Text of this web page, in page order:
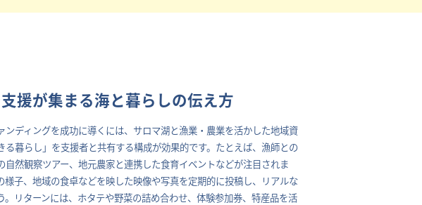
援が集まる海と暮らしの伝え方
ンディングを成功に導くには、サロマ湖と漁業・農業を活かした地域資
る暮らし」を支援者と共有する構成が効果的です。たとえば、漁師との
自然観察ツアー、地元農家と連携した食育イベントなどが注目されま
様子、地域の食卓などを映した映像や写真を定期的に投稿し、リアルな
リターンには、ホタテや野菜の詰め合わせ、体験参加券、特産品を活